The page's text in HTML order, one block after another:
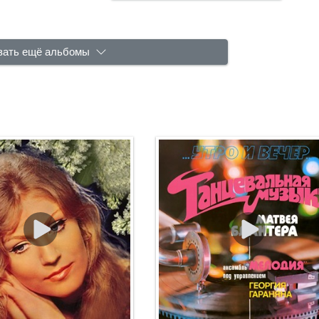
ещё альбомы